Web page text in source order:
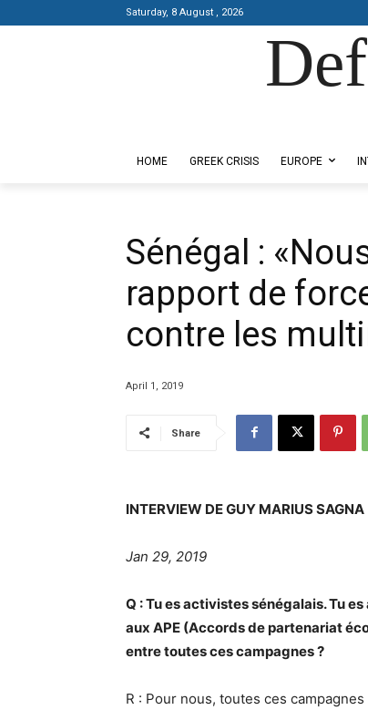
Saturday, 8 August , 2026
HOME GREEK CRISIS EUROPE
Sénégal :
rapport de
contre les
April 1, 2019
Share
INTERVIEW DE GUY MARIUS SAGNA
Jan 29, 2019
Q : Tu es activistes sénégalais. Tu
aux APE (Accords de partenariat
entre toutes ces campagnes ?
R : Pour nous, toutes ces